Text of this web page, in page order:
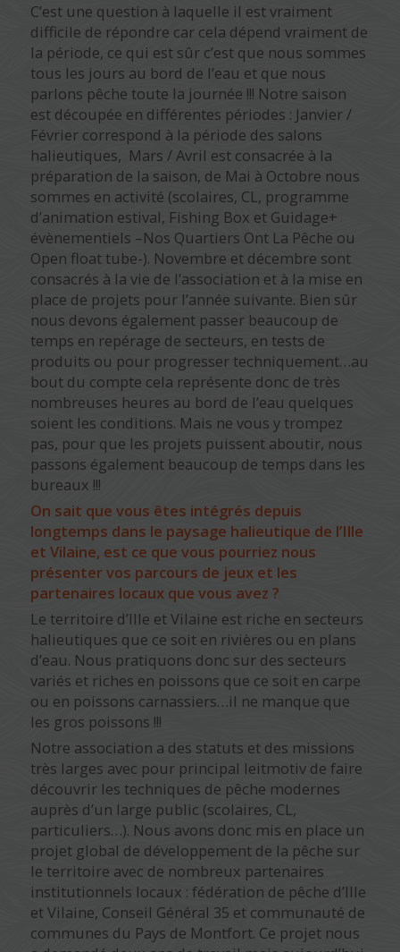
C’est une question à laquelle il est vraiment
difficile de répondre car cela dépend vraiment de
la période, ce qui est sûr c’est que nous sommes
tous les jours au bord de l’eau et que nous
parlons pêche toute la journée !!! Notre saison
est découpée en différentes périodes : Janvier /
Février correspond à la période des salons
halieutiques, Mars / Avril est consacrée à la
préparation de la saison, de Mai à Octobre nous
sommes en activité (scolaires, CL, programme
d’animation estival, Fishing Box et Guidage+
évènementiels –Nos Quartiers Ont La Pêche ou
Open float tube-). Novembre et décembre sont
consacrés à la vie de l’association et à la mise en
place de projets pour l’année suivante. Bien sûr
nous devons également passer beaucoup de
temps en repérage de secteurs, en tests de
produits ou pour progresser techniquement…au
bout du compte cela représente donc de très
nombreuses heures au bord de l’eau quelques
soient les conditions. Mais ne vous y trompez
pas, pour que les projets puissent aboutir, nous
passons également beaucoup de temps dans les
bureaux !!!
On sait que vous êtes intégrés depuis
longtemps dans le paysage halieutique de l’Ille
et Vilaine, est ce que vous pourriez nous
présenter vos parcours de jeux et les
partenaires locaux que vous avez ?
Le territoire d’Ille et Vilaine est riche en secteurs
halieutiques que ce soit en rivières ou en plans
d’eau. Nous pratiquons donc sur des secteurs
variés et riches en poissons que ce soit en carpe
ou en poissons carnassiers…il ne manque que
les gros poissons !!!
Notre association a des statuts et des missions
très larges avec pour principal leitmotiv de faire
découvrir les techniques de pêche modernes
auprès d’un large public (scolaires, CL,
particuliers…). Nous avons donc mis en place un
projet global de développement de la pêche sur
le territoire avec de nombreux partenaires
institutionnels locaux : fédération de pêche d’Ille
et Vilaine, Conseil Général 35 et communauté de
communes du Pays de Montfort. Ce projet nous